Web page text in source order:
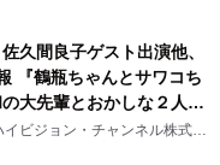
久間良子ゲスト出演他、
『鶴瓶ちゃんとサワコち
大先輩とおかしな２人
曜よる9時00分～ BS12 ト
送
イビジョン・チャンネル株式会